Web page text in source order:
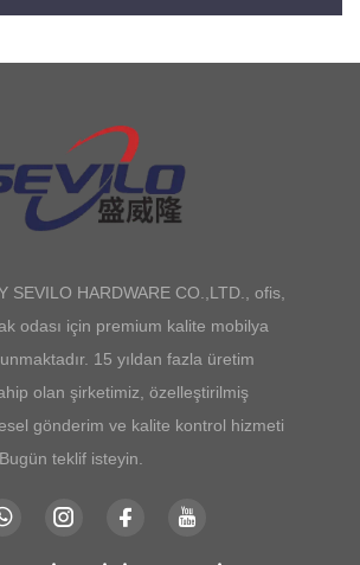
SEVILO HARDWARE CO.,LTD., ofis,
odası için premium kalite mobilya
15 yıldan fazla üretim
olan şirketimiz, özelleştirilmiş
gönderim ve kalite kontrol hizmeti
teklif isteyin.